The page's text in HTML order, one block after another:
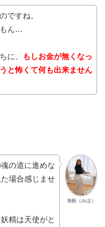
ですね。
ん…
に、
もしお金が無くなっ
と怖くて何も出来ません
海帆（みほ）
の道に進めな
場合感じませ
精は天使がと